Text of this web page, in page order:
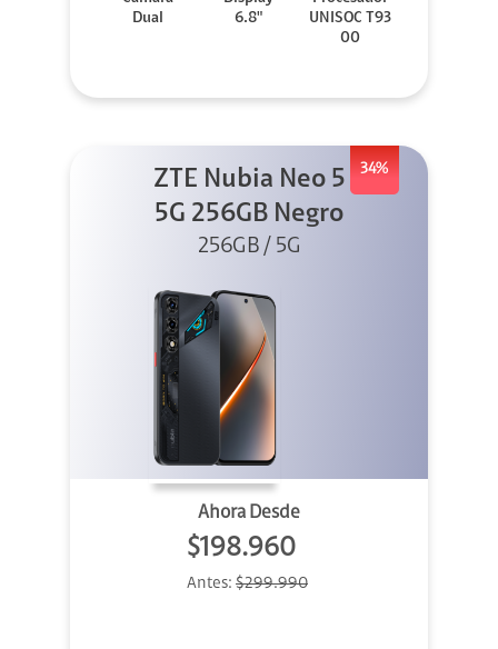
Dual
6.8"
UNISOC T93
00
34%
ZTE Nubia Neo 5
5G 256GB Negro
256GB / 5G
Ahora Desde
$198.960
Antes: $299.990